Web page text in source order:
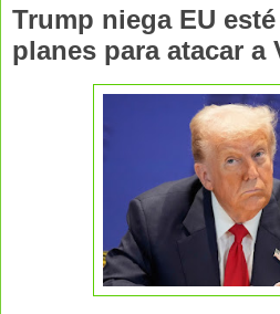
Trump niega EU
planes para atacar a